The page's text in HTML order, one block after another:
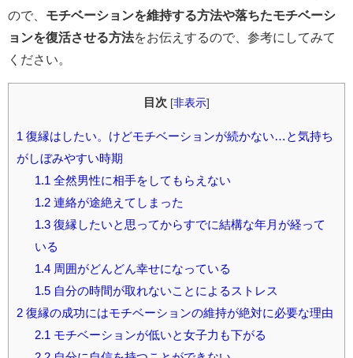
ので、 モチベーションを維持する方法や落ちたモチベーシ
ョンを復活させる方法をお伝えするので、参考にしてみて
ください。
目次 [非表示]
1 復縁はしたい。けどモチベーションが続かない…と気持ち
がしぼみやすい時期
1.1 全然男性に相手をしてもらえない
1.2連絡が途絶えてしまった
1.3復縁したいと思ってからすでに結構な年月が経って
いる
1.4周囲がどんどん幸せになっている
1.5自分の時間が取れないことによるストレス
2 復縁の成功にはモチベーションの維持が絶対に必要な理由
2.1 モチベーションが低いと女子力も下がる